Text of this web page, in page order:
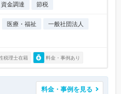
資金調達 節税
医療・福祉
一般社団法人
税理士在籍 料金・事例あり
料金・事例を見る